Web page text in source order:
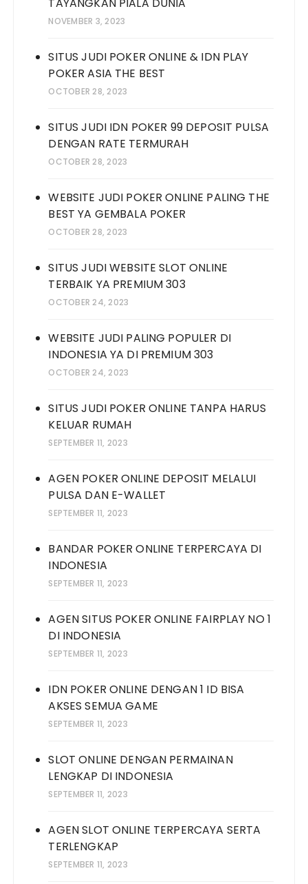
NOVEMBER 3, 2023
SITUS JUDI POKER ONLINE & IDN PLAY
POKER ASIA THE BEST
OCTOBER 28, 2023
SITUS JUDI IDN POKER 99 DEPOSIT PULSA
DENGAN RATE TERMURAH
OCTOBER 28, 2023
WEBSITE JUDI POKER ONLINE PALING THE
BEST YA GEMBALA POKER
OCTOBER 28, 2023
SITUS JUDI WEBSITE SLOT ONLINE
TERBAIK YA PREMIUM 303
OCTOBER 24, 2023
WEBSITE JUDI PALING POPULER DI
INDONESIA YA DI PREMIUM 303
OCTOBER 24, 2023
SITUS JUDI POKER ONLINE TANPA HARUS
KELUAR RUMAH
SEPTEMBER 11, 2023
AGEN POKER ONLINE DEPOSIT MELALUI
PULSA DAN E-WALLET
SEPTEMBER 11, 2023
BANDAR POKER ONLINE TERPERCAYA DI
INDONESIA
SEPTEMBER 11, 2023
AGEN SITUS POKER ONLINE FAIRPLAY NO 1
DI INDONESIA
SEPTEMBER 11, 2023
IDN POKER ONLINE DENGAN 1 ID BISA
AKSES SEMUA GAME
SEPTEMBER 11, 2023
SLOT ONLINE DENGAN PERMAINAN
LENGKAP DI INDONESIA
SEPTEMBER 11, 2023
AGEN SLOT ONLINE TERPERCAYA SERTA
TERLENGKAP
SEPTEMBER 11, 2023